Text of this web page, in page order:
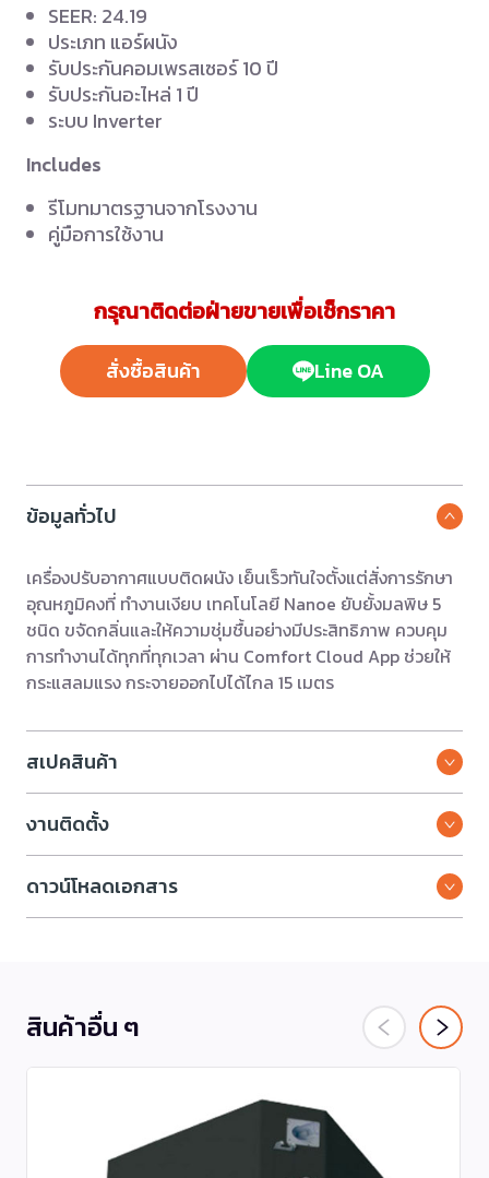
SEER: 24.19
ประเภท แอร์ผนัง
รับประกันคอมเพรสเซอร์ 10 ปี
รับประกันอะไหล่ 1 ปี
ระบบ Inverter
Includes
รีโมทมาตรฐานจากโรงงาน
คู่มือการใช้งาน
กรุณาติดต่อฝ่ายขายเพื่อเช็กราคา
สั่งซื้อสินค้า Line OA
ข้อมูลทั่วไป
เครื่องปรับอากาศแบบติดผนัง เย็นเร็วทันใจตั้งแต่สั่งการรักษา
อุณหภูมิคงที่ ทำงานเงียบ เทคโนโลยี Nanoe ยับยั้งมลพิษ 5
ชนิด ขจัดกลิ่นและให้ความชุ่มชื้นอย่างมีประสิทธิภาพ ควบคุม
การทำงานได้ทุกที่ทุกเวลา ผ่าน Comfort Cloud App ช่วยให้
กระแสลมแรง กระจายออกไปได้ไกล 15 เมตร
สเปคสินค้า
งานติดตั้ง
ดาวน์โหลดเอกสาร
สินค้าอื่น ๆ